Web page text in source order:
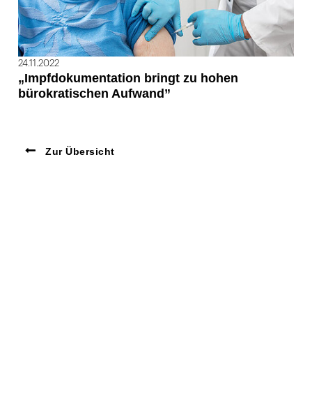
24.11.2022
„Impfdokumentation bringt zu hohen
bürokratischen Aufwand”
Zur Übersicht